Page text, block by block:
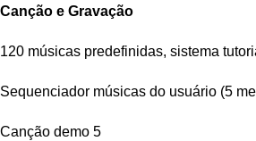
Canção e Gravação
120 músicas predefinidas, sistema
Sequenciador músicas do usuário (5
Canção demo 5